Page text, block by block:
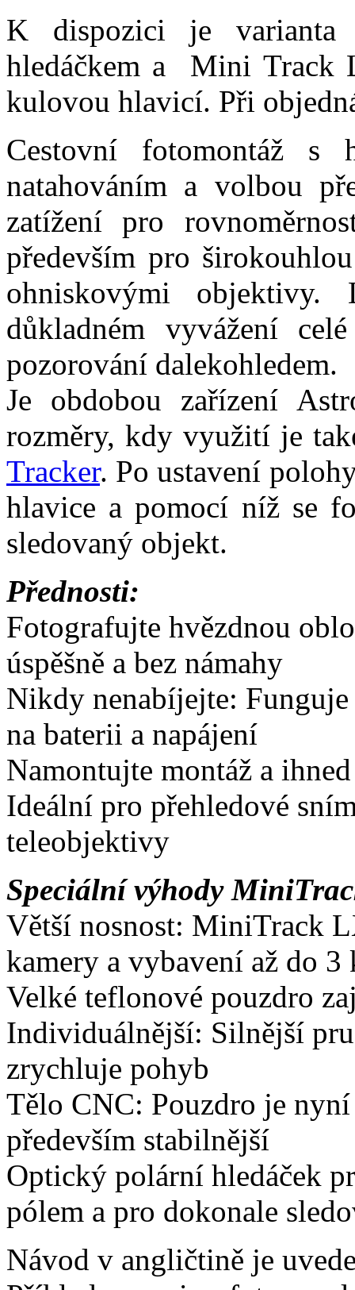
K dispozici je
hledáčkem a Mini Track
kulovou hlavicí. Při
Cestovní fotomontáž s
natahováním a volbou
zatížení pro
především pro
ohniskovými
důkladném vyvážení
pozorování dalekohledem.
Je obdobou zařízení
rozměry, kdy využití je
Tracker. Po ustavení
hlavice a pomocí níž se
sledovaný objekt.
Přednosti:
Fotografujte hvězdnou
úspěšně a bez námahy
Nikdy nenabíjejte:
na baterii a napájení
Namontujte montáž a ihned
Ideální pro přehledové
teleobjektivy
Speciální výhody
Větší nosnost: MiniTrack
kamery a vybavení až do 3
Velké teflonové pouzdro
Individuálnější: Silnější
zrychluje pohyb
Tělo CNC: Pouzdro je
především stabilnější
Optický polární hledáček
pólem a pro dokonale
Návod v angličtině je